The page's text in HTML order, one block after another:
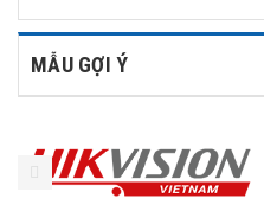
MẪU GỢI Ý